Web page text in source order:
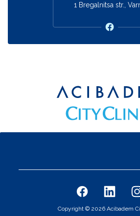
1 Bregalnitsa str.,
Copyright © 2026 Acibadem
Social links